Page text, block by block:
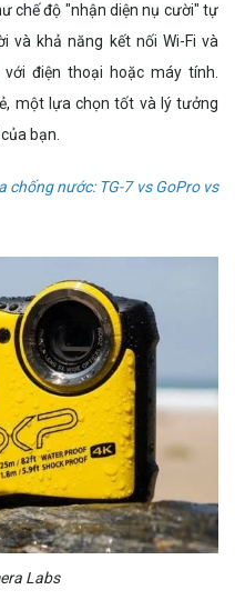
chế độ "nhận diện nụ cười" tự
và khả năng kết nối Wi-Fi và
điện thoại hoặc máy tính.
một lựa chọn tốt và lý tưởng
bạn.
chống nước: TG-7 vs GoPro vs
Labs